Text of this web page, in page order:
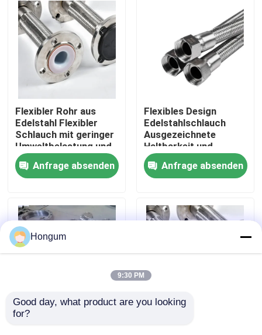
Produkte
Über uns
Werksbesichtigung
Qualitätskontrolle
Neuigkeiten
Rechtssachen
Bitte um ein Angebot
Flexibler Rohr aus
Edelstahl Flexibler
Schlauch mit geringer
Umweltbelastung und
flexibel
Anfrage absenden
Flexibles Design
Edelstahlschlauch
Ausgezeichnete
Haltbarkeit und
Vielseitigkeit
Anfrage absenden
Gute
Hongum
9:30 PM
Good day, what product are you looking
for?